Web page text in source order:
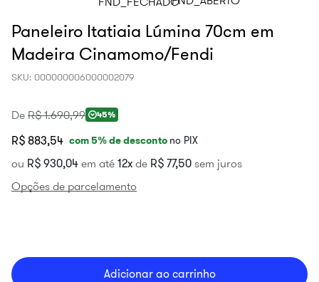
Paneleiro Itatiaia Lúmina 70cm em
Madeira Cinamomo/Fendi
SKU: 000000006000002079
De R$ 1.690,99 45%
R$ 883,54 com5% de desconto no PIX
ou R$ 930,04 em até 12 de R$ 77,50 sem juros
Opções de parcelamento
Adicionar ao carrinho